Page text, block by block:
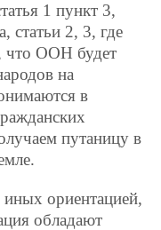
1 пункт 3,
статьи 2, 3, где
что ООН будет
на
в
путаницу в
ориентацией,
обладают